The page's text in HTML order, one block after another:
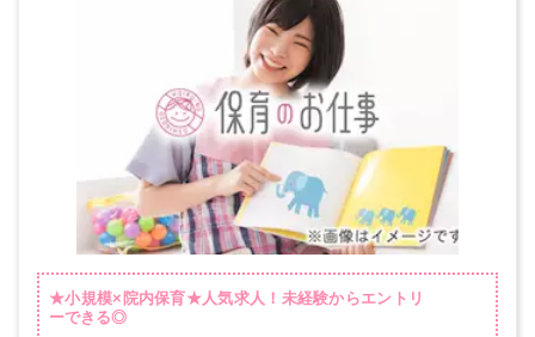
★小規模×院内保育★人気求人！未経験からエントリ
ーできる◎